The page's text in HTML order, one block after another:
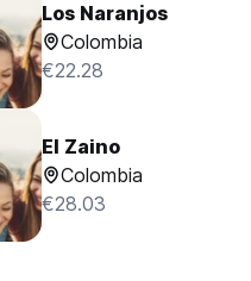
Los Naranjos
Colombia
€22.28
El Zaino
Colombia
€28.03